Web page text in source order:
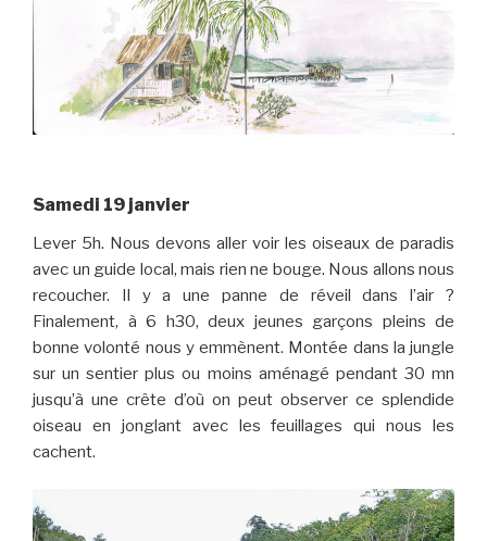
Samedi 19 janvier
Lever 5h. Nous devons aller voir les oiseaux de paradis
avec un guide local, mais rien ne bouge. Nous allons nous
recoucher. Il y a une panne de réveil dans l’air ?
Finalement, à 6 h30, deux jeunes garçons pleins de
bonne volonté nous y emmènent. Montée dans la jungle
sur un sentier plus ou moins aménagé pendant 30 mn
jusqu’à une crête d’où on peut observer ce splendide
oiseau en jonglant avec les feuillages qui nous les
cachent.